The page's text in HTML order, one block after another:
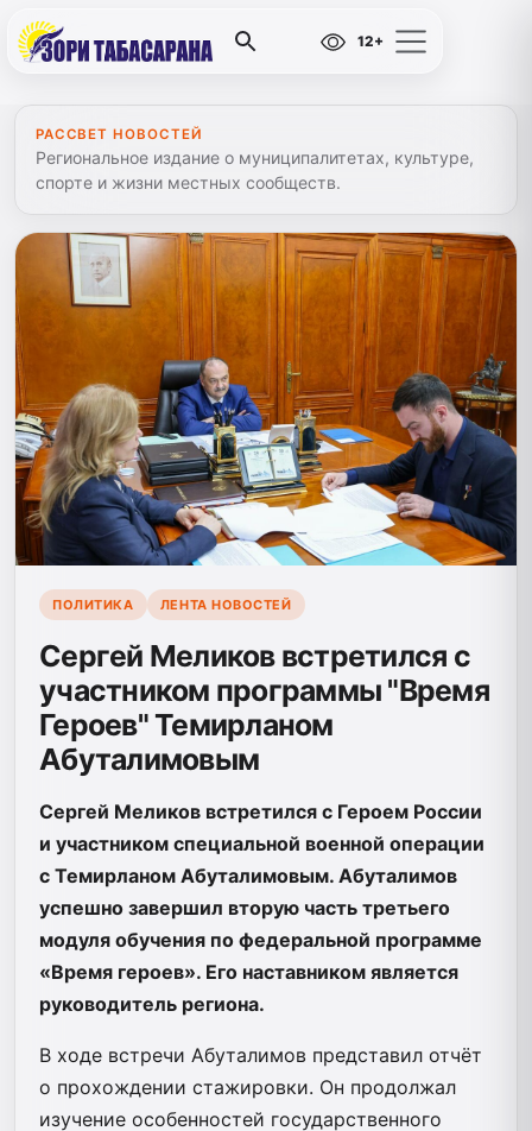
12+
РАССВЕТ НОВОСТЕЙ
Региональное издание о муниципалитетах, культуре,
спорте и жизни местных сообществ.
ПОЛИТИКА ЛЕНТА НОВОСТЕЙ
Сергей Меликов встретился с
участником программы "Время
Героев" Темирланом
Абуталимовым
Сергей Меликов встретился с Героем России
и участником специальной военной операции
с Темирланом Абуталимовым. Абуталимов
успешно завершил вторую часть третьего
модуля обучения по федеральной программе
«Время героев». Его наставником является
руководитель региона.
В ходе встречи Абуталимов представил отчёт
о прохождении стажировки. Он продолжал
изучение особенностей государственного